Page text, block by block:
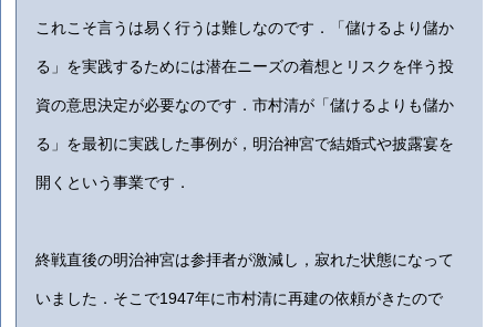
これこそ言うは易く行うは難しなのです．「儲けるより儲か
る」を実践するためには潜在ニーズの着想とリスクを伴う投
資の意思決定が必要なのです．市村清が「儲けるよりも儲か
る」を最初に実践した事例が，明治神宮で結婚式や披露宴を
開くという事業です．
終戦直後の明治神宮は参拝者が激減し，寂れた状態になって
いました．そこで1947年に市村清に再建の依頼がきたので